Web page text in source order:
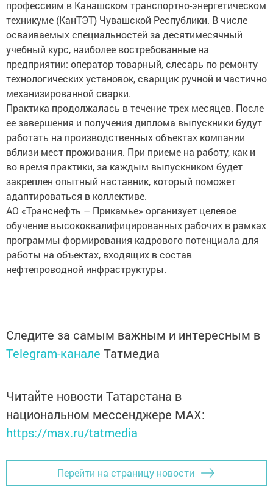
профессиям в Канашском транспортно-энергетическом
техникуме (КанТЭТ) Чувашской Республики. В числе
осваиваемых специальностей за десятимесячный
учебный курс, наиболее востребованные на
предприятии: оператор товарный, слесарь по ремонту
технологических установок, сварщик ручной и частично
механизированной сварки.
Практика продолжалась в течение трех месяцев. После
ее завершения и получения диплома выпускники будут
работать на производственных объектах компании
вблизи мест проживания. При приеме на работу, как и
во время практики, за каждым выпускником будет
закреплен опытный наставник, который поможет
адаптироваться в коллективе.
АО «Транснефть – Прикамье» организует целевое
обучение высококвалифицированных рабочих в рамках
программы формирования кадрового потенциала для
работы на объектах, входящих в состав
нефтепроводной инфраструктуры.
Следите за самым важным и интересным в
Telegram-канале Татмедиа
Читайте новости Татарстана в
национальном мессенджере MАХ:
https://max.ru/tatmedia
Перейти на страницу новости